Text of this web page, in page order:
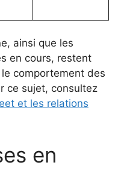
ainsi que les
en cours, restent
comportement des
ce sujet, consultez
et les relations
en